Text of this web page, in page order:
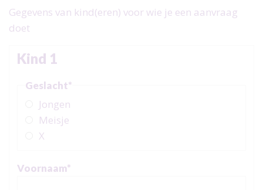
Gegevens van kind(eren) voor wie je een aanvraag
doet
Kind 1
Geslacht*
Jongen
Meisje
X
Voornaam*